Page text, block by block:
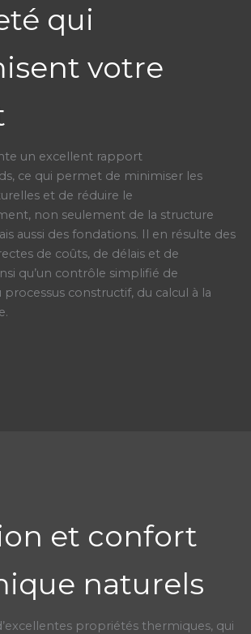
qui
votre
un excellent rapport
ce qui permet de minimiser les
et de réduire le
non seulement de la structure
aussi des fondations. Il en résulte des
de coûts, de délais et de
qu’un contrôle simplifié de
processus constructif, du calcul à la
et confort
naturels
propriétés thermiques, qui